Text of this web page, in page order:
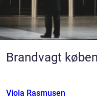
Brandvagt
Viola Rasmusen